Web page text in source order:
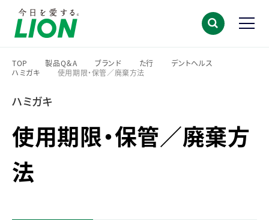
TOP
>
製品Q＆A
>
ブランド
>
た行
デントヘルス
ハミガキ
使用期限・保管／廃棄方法
ハミガキ
使用期限・保管／廃棄方
法